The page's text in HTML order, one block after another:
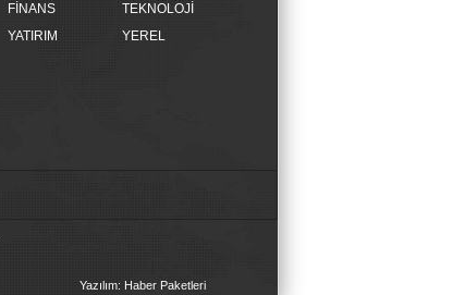
FİNANS
TEKNOLOJİ
YATIRIM YEREL
Yazılım: Haber Paketleri